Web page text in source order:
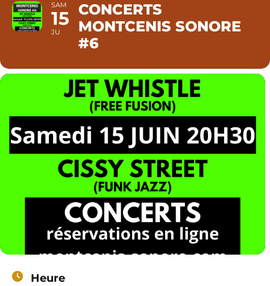
SAM
15
JU
CONCERTS
MONTCENIS SONORE
#6
Heure